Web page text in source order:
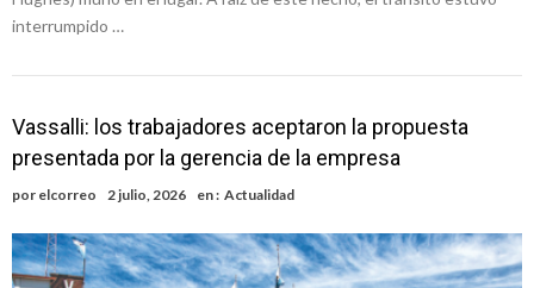
interrumpido …
Vassalli: los trabajadores aceptaron la propuesta
presentada por la gerencia de la empresa
por elcorreo 2 julio, 2026 en : Actualidad